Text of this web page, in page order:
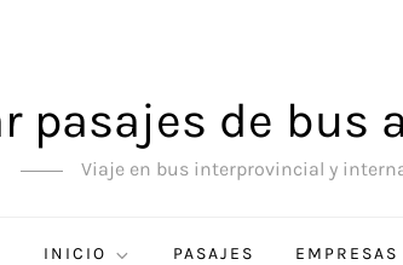
pasajes de bus
Viaje en bus interprovincial y
INICIO PASAJES